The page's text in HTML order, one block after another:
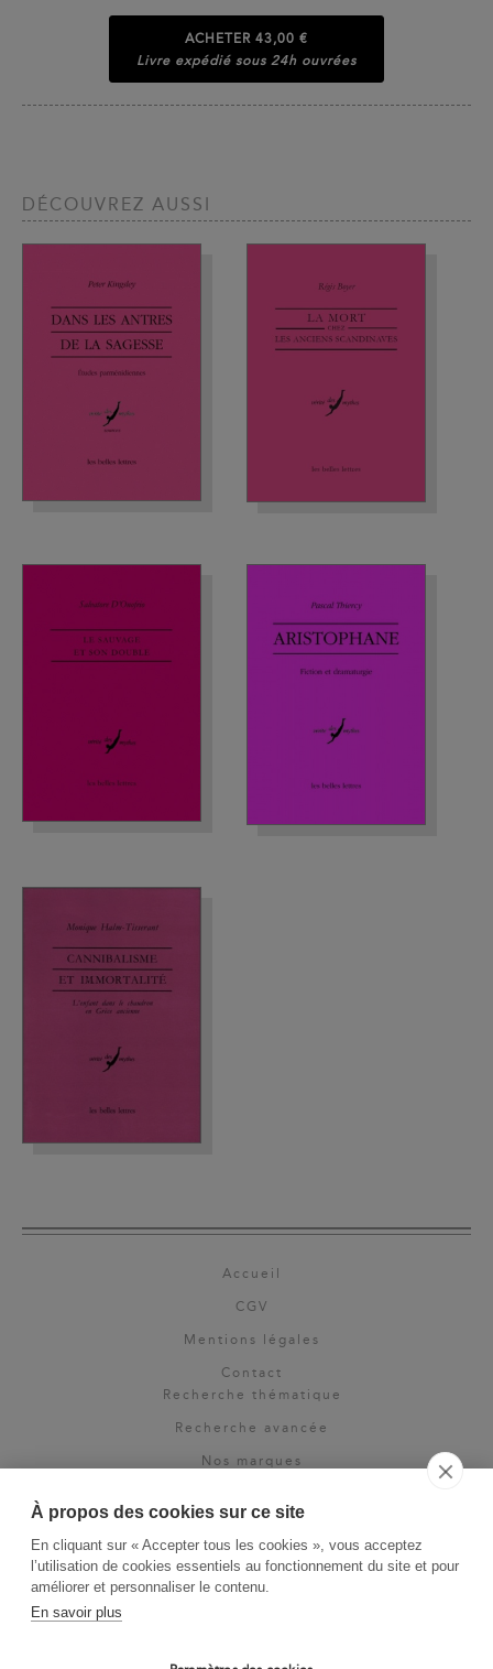
À propos des cookies sur ce site
En cliquant sur « Accepter tous les cookies », vous acceptez
l’utilisation de cookies essentiels au fonctionnement du site et pour
améliorer et personnaliser le contenu.
En savoir plus
ACHETER 43,00 €
Livre expédié sous 24h ouvrées
DÉCOUVREZ AUSSI
Accueil
CGV
Mentions légales
Contact
Recherche thématique
Recherche avancée
Nos marques
Espace pro
Newsletter
La Vie des Classiques